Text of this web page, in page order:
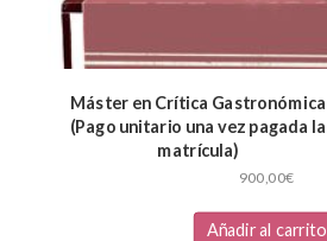
Máster en Crítica Gastronómica
(Pago unitario una vez pagada la
matrícula)
900,00€
Añadir al carrito